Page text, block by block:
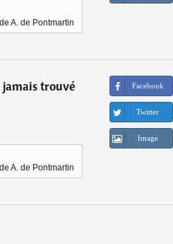
A. de Pontmartin
jamais trouvé
A. de Pontmartin
Facebook
Twitter
Image